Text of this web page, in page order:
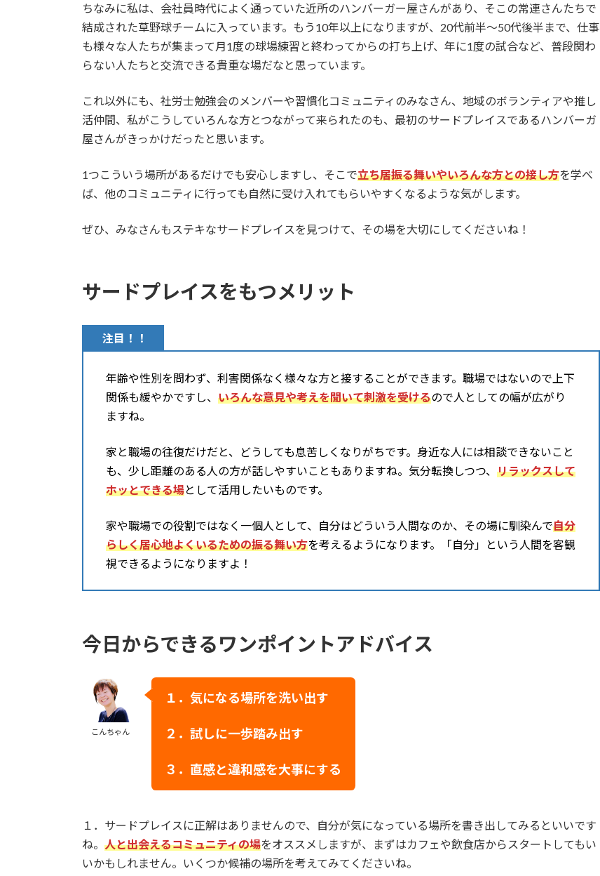
ちなみに私は、会社員時代によく通っていた近所のハンバーガー屋さんがあり、そこの常連さんたちで
結成された草野球チームに入っています。もう10年以上になりますが、20代前半～50代後半まで、仕事
も様々な人たちが集まって月1度の球場練習と終わってからの打ち上げ、年に1度の試合など、普段関わ
らない人たちと交流できる貴重な場だなと思っています。
これ以外にも、社労士勉強会のメンバーや習慣化コミュニティのみなさん、地域のボランティアや推し
活仲間、私がこうしていろんな方とつながって来られたのも、最初のサードプレイスであるハンバーガ
屋さんがきっかけだったと思います。
1つこういう場所があるだけでも安心しますし、そこで立ち居振る舞いやいろんな方との接し方を学べ
ば、他のコミュニティに行っても自然に受け入れてもらいやすくなるような気がします。
ぜひ、みなさんもステキなサードプレイスを見つけて、その場を大切にしてくださいね！
サードプレイスをもつメリット
注目！！
年齢や性別を問わず、利害関係なく様々な方と接することができます。職場ではないので上下
関係も緩やかですし、 いろんな意見や考えを聞いて刺激を受けるので人としての幅が広がり
ますね。
家と職場の往復だけだと、どうしても息苦しくなりがちです。身近な人には相談できないこと
も、少し距離のある人の方が話しやすいこともありますね。気分転換しつつ、 リラックスして
ホッとできる場として活用したいものです。
家や職場での役割ではなく一個人として、自分はどういう人間なのか、その場に馴染んで自分
らしく居心地よくいるための振る舞い方を考えるようになります。「自分」という人間を客観
視できるようになりますよ！
今日からできるワンポイントアドバイス
こんちゃん
１．気になる場所を洗い出す
２．試しに一歩踏み出す
３． 直感と違和感を大事にする
１．サードプレイスに正解はありませんので、自分が気になっている場所を書き出してみるといいです
ね。 人と出会えるコミュニティの場をオススメしますが、まずはカフェや飲食店からスタートしてもい
いかもしれません。いくつか候補の場所を考えてみてくださいね。